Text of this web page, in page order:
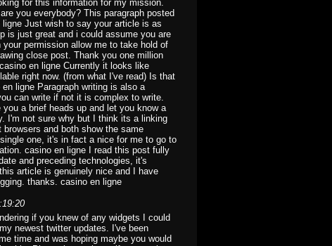
for this information for my mission.
you everybody? This paragraph posted
Just wish to say your article is as
is just great and i could assume you are
permission allow me to take hold of
close post. Thank you one million
en ligne Currently it looks like
right now. (from what I've read) Is that
ligne Paragraph writing is also a
can write if not it is complex to write.
a brief heads up and let you know a
I'm not sure why but I think its a linking
and both show the same
one, it's in fact a nice for me to go to
casino en ligne I read this post fully
and preceding technologies, it's
article is genuinely nice and I have
thanks. casino en ligne
if you knew of any widgets I could
newest twitter updates. I've been
time and was hoping maybe you would